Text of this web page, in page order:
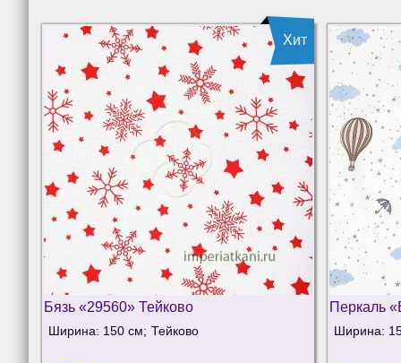
Хит
Бязь «29560» Тейково
Ширина: 150 см; Тейково
Перкаль
Ширина: